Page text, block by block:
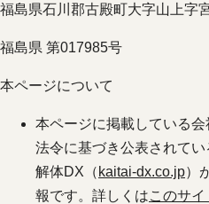
福島県石川郡古殿町大字山上字
福島県 第017985号
本ページについて
本ページに掲載している
法令に基づき公表されてい
解体DX（ kaitai-dx.co.jp）
報です。詳しくはこのサ